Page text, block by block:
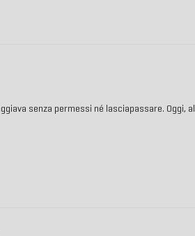
senza permessi né lasciapassare. Oggi, al